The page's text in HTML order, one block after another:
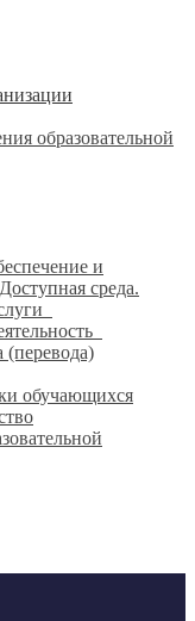
образовательной
и
среда.
(перевода)
обучающихся